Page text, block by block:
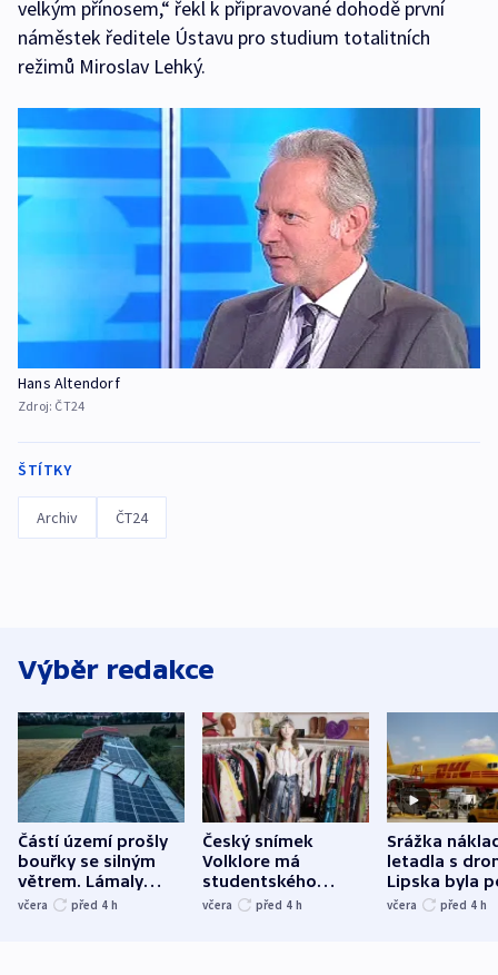
velkým přínosem,“ řekl k připravované dohodě první
náměstek ředitele Ústavu pro studium totalitních
režimů Miroslav Lehký.
Hans Altendorf
Zdroj: ČT24
ŠTÍTKY
Archiv ČT24
Výběr redakce
Částí území prošly
bouřky se silným
větrem. Lámaly
stromy a poničily
včera před 4 h
Český snímek
Volklore má
studentského
Oscara, zabojuje o
včera před 4 h
Srážka
letadla s
Lipska byla
německého
včera před 4 h